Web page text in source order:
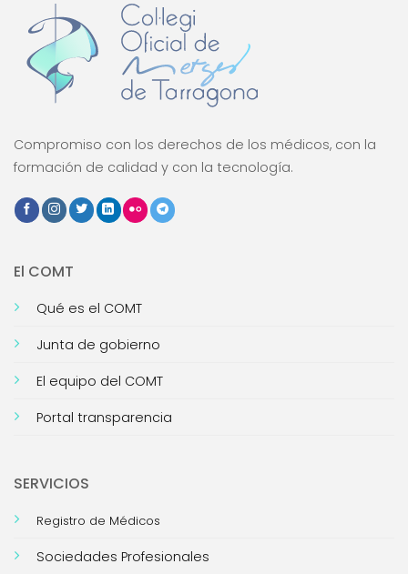
Compromiso con los derechos de los médicos, con la
formación de calidad y con la tecnología.
El COMT
Qué es el COMT
Junta de gobierno
El equipo del COMT
Portal transparencia
SERVICIOS
Registro de Médicos
Sociedades Profesionales